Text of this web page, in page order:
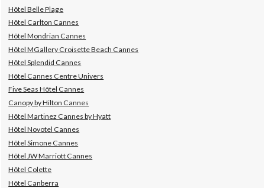
Hôtel Belle Plage
Hôtel Carlton Cannes
Hôtel Mondrian Cannes
Hôtel MGallery Croisette Beach Cannes
Hôtel Splendid Cannes
Hôtel Cannes Centre Univers
Five Seas Hôtel Cannes
Canopy by Hilton Cannes
Hôtel Martinez Cannes by Hyatt
Hôtel Novotel Cannes
Hôtel Simone Cannes
Hôtel JW Marriott Cannes
Hôtel Colette
Hôtel Canberra